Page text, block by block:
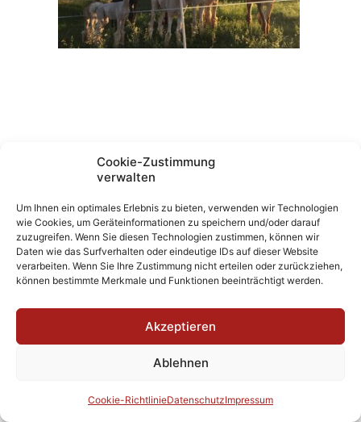
Cookie-Zustimmung
verwalten
Um Ihnen ein optimales Erlebnis zu bieten, verwenden wir Technologien
wie Cookies, um Geräteinformationen zu speichern und/oder darauf
zuzugreifen. Wenn Sie diesen Technologien zustimmen, können wir
Daten wie das Surfverhalten oder eindeutige IDs auf dieser Website
verarbeiten. Wenn Sie Ihre Zustimmung nicht erteilen oder zurückziehen,
können bestimmte Merkmale und Funktionen beeinträchtigt werden.
Akzeptieren
Ablehnen
Cookie-RichtlinieDatenschutzImpressum